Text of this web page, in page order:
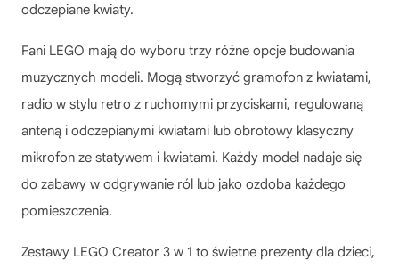
odczepiane kwiaty.
Fani LEGO mają do wyboru trzy różne opcje budowania
muzycznych modeli. Mogą stworzyć gramofon z kwiatami,
radio w stylu retro z ruchomymi przyciskami, regulowaną
anteną i odczepianymi kwiatami lub obrotowy klasyczny
mikrofon ze statywem i kwiatami. Każdy model nadaje się
do zabawy w odgrywanie ról lub jako ozdoba każdego
pomieszczenia.
Zestawy LEGO Creator 3 w 1 to świetne prezenty dla dzieci,